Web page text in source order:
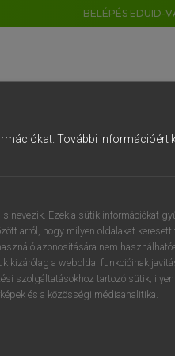
BELÉPÉS EDUID-
További információért
nevezik. Ezek a sütik információkat
arról, hogy milyen oldalakat keresett
azonosítására nem
kizárólag a weboldal funkcióinak
szolgáltatásokhoz tartozó sütik;
és a közösségi médiaanalitika.
6 7 8 9
t z u i
h j k l é
b n m , .